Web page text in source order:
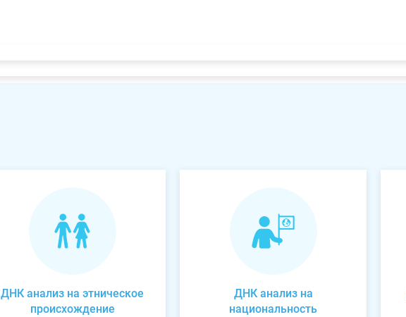
ДНК анализ на этническое
происхождение
ДНК анализ на
национальность